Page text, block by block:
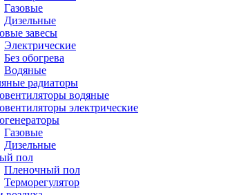
Газовые
Дизельные
завесы
Электрические
Без обогрева
Водяные
радиаторы
водяные
электрические
Газовые
Дизельные
пол
Пленочный пол
Терморегулятор